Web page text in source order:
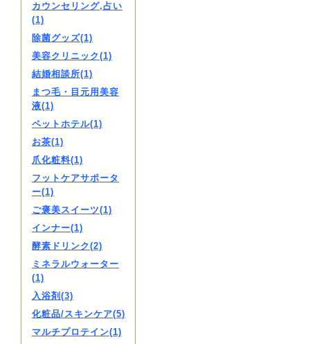
カウンセリング,占い
(1)
除菌グッズ(1)
美容クリニック(1)
結婚相談所(1)
まつ毛・目元用美容
液(1)
ペットホテル(1)
お茶(1)
爪化粧料(1)
フットケアサポータ
ー(1)
ご褒美スイーツ(1)
インナー(1)
酵素ドリンク(2)
ミネラルウォーター
(1)
入浴剤(3)
化粧品/スキンケア(5)
マルチプロテイン(1)